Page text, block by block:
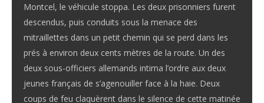
Montcel, le véhicule stoppa. Les deux prisonniers furent
descendus, puis conduits sous la menace des
mitraillettes dans un petit chemin qui se perd dans les
prés à environ deux cents mètres de la route. Un des
deux sous-officiers allemands intima l’ordre aux deux
jeunes français de s’agenouiller face à la haie. Deux
coups de feu claquèrent dans le silence de cette matinée